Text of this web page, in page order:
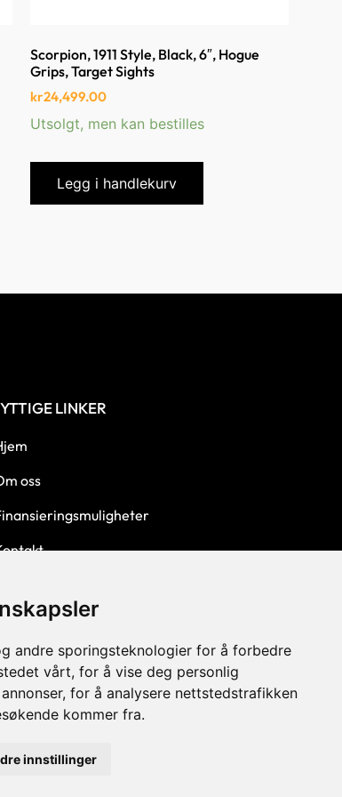
andre sporingsteknologier for å forbedre
vårt, for å vise deg personlig
for å analysere nettstedstrafikken
kommer fra.
innstillinger
Scorpion, 1911 Style, Black, 6″, Hogue
Grips, Target Sights
kr24,499.00
Utsolgt, men kan bestilles
Legg i handlekurv
LINKER
oss